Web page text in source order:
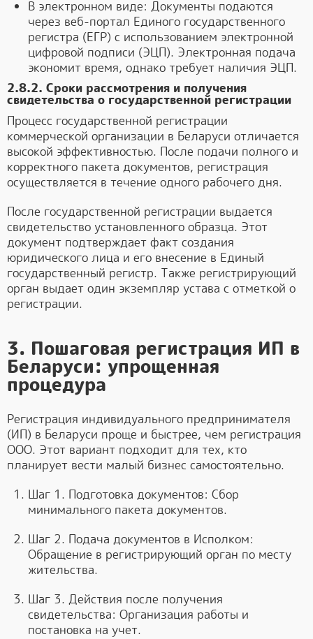
В электронном виде: Документы подаются
через веб-портал Единого государственного
регистра (ЕГР) с использованием электронной
цифровой подписи (ЭЦП). Электронная подача
экономит время, однако требует наличия ЭЦП.
2.8.2. Сроки рассмотрения и получения
свидетельства о государственной регистрации
Процесс государственной регистрации
коммерческой организации в Беларуси отличается
высокой эффективностью. После подачи полного и
корректного пакета документов, регистрация
осуществляется в течение одного рабочего дня.
После государственной регистрации выдается
свидетельство установленного образца. Этот
документ подтверждает факт создания
юридического лица и его внесение в Единый
государственный регистр. Также регистрирующий
орган выдает один экземпляр устава с отметкой о
регистрации.
3. Пошаговая регистрация ИП в
Беларуси: упрощенная
процедура
Регистрация индивидуального предпринимателя
(ИП) в Беларуси проще и быстрее, чем регистрация
ООО. Этот вариант подходит для тех, кто
планирует вести малый бизнес самостоятельно.
Шаг 1. Подготовка документов: Сбор
минимального пакета документов.
Шаг 2. Подача документов в Исполком:
Обращение в регистрирующий орган по месту
жительства.
Шаг 3. Действия после получения
свидетельства: Организация работы и
постановка на учет.